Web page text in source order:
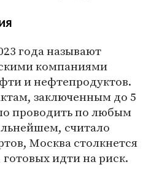
года называют
компаниями
и нефтепродуктов.
заключенным до 5
проводить по любым
считало
Москва столкнется
идти на риск.